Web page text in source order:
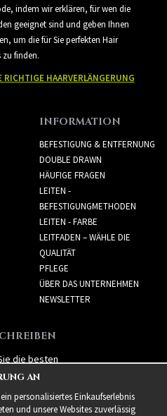
indem wir erklären, für wen die
geeignet sind und geben Ihnen
um die für Sie perfekten Hair
zu finden.
RICHTIGE HAARVERLÄNGERUNG
INFORMATION
BEFESTIGUNG & ENTFERNUNG
DOUBLE DRAWN
HÄUFIGE FRAGEN
LEITEN -
BEFESTIGUNGMETHODEN
LEITEN - FARBE
LEITFADEN – WÄHLE DIE
QUALITÄT
PFLEGE
ÜBER DAS UNTERNEHMEN
NEWSLETTER
die besten
spannende
AN
personalisiertes Einkaufserlebnis
und unsere Websites zuverlässig